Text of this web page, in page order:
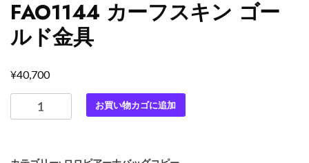
FAO1144 カーフスキン ゴー
ルド金具
¥40,700
高
お買い物カゴに追加